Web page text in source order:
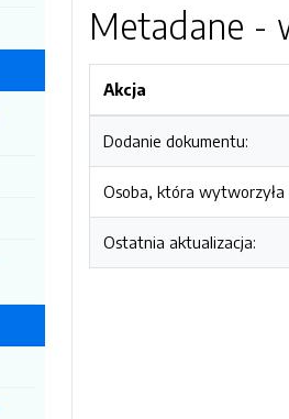
Metadane -
Akcja
Dodanie dokumentu:
Osoba, która wytworzyła
Ostatnia aktualizacja: